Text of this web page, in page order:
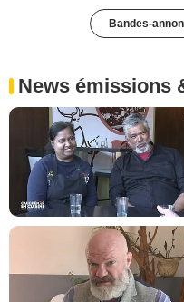
Bandes-
News émissions